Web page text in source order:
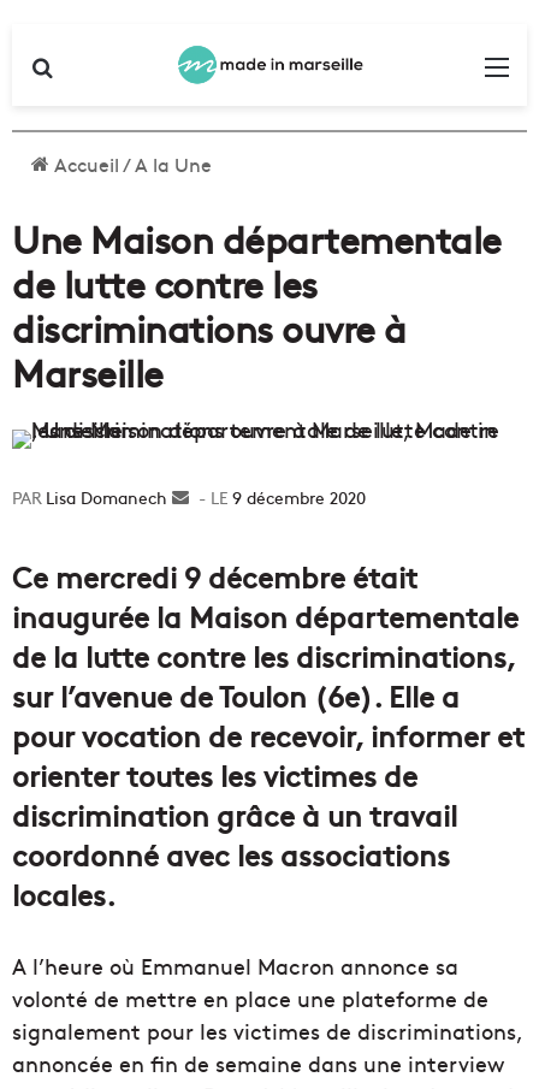
Accueil/A la Une
Une Maison départementale
de lutte contre les
discriminations ouvre à
Marseille
Lisa Domanech
Envoyer9 décembre 2020
Ce mercredi 9 décembre était
inaugurée la Maison départementale
de la lutte contre les discriminations,
sur l’avenue de Toulon (6e). Elle a
pour vocation de recevoir, informer et
orienter toutes les victimes de
discrimination grâce à un travail
coordonné avec les associations
locales.
A l’heure où Emmanuel Macron annonce sa
volonté de mettre en place une plateforme de
signalement pour les victimes de discriminations,
annoncée en fin de semaine dans une interview